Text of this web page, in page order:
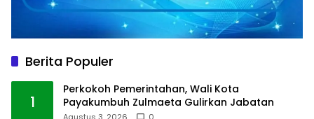
Berita Populer
1
Perkokoh Pemerintahan, Wali Kota
Payakumbuh Zulmaeta Gulirkan Jabatan